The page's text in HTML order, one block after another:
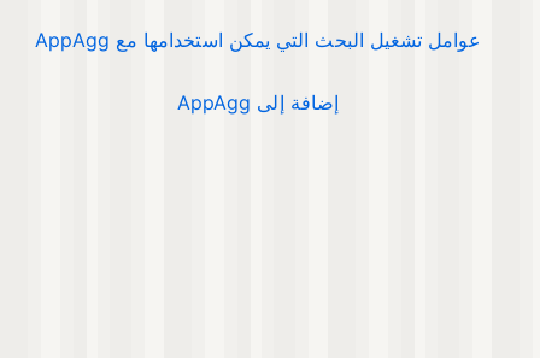
عوامل تشغيل البحث التي يمكن استخدامها مع AppAgg
إضافة إلى AppAgg